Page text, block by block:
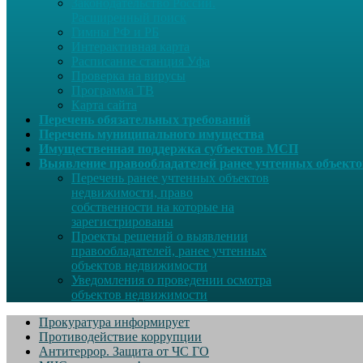
Расписание станция Уфа
Проверка на вирусы
Программа ТВ
Карта сайта
Перечень обязательных требований
Перечень муниципального имущества
Имущественная поддержка субъектов МСП
Выявление правообладателей ранее учтенных
Перечень ранее учтенных объектов
недвижимости, право
собственности на которые на
зарегистрированы
Проекты решений о выявлении
правообладателей, ранее учтенных
объектов недвижимости
Уведомления о проведении осмотра
объектов недвижимости
Прокуратура информирует
Противодействие коррупции
Антитеррор. Защита от ЧС ГО